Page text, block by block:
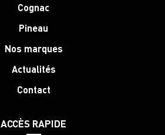
Cognac
Pineau
Nos marques
Actualités
Contact
ACCÈS RAPIDE